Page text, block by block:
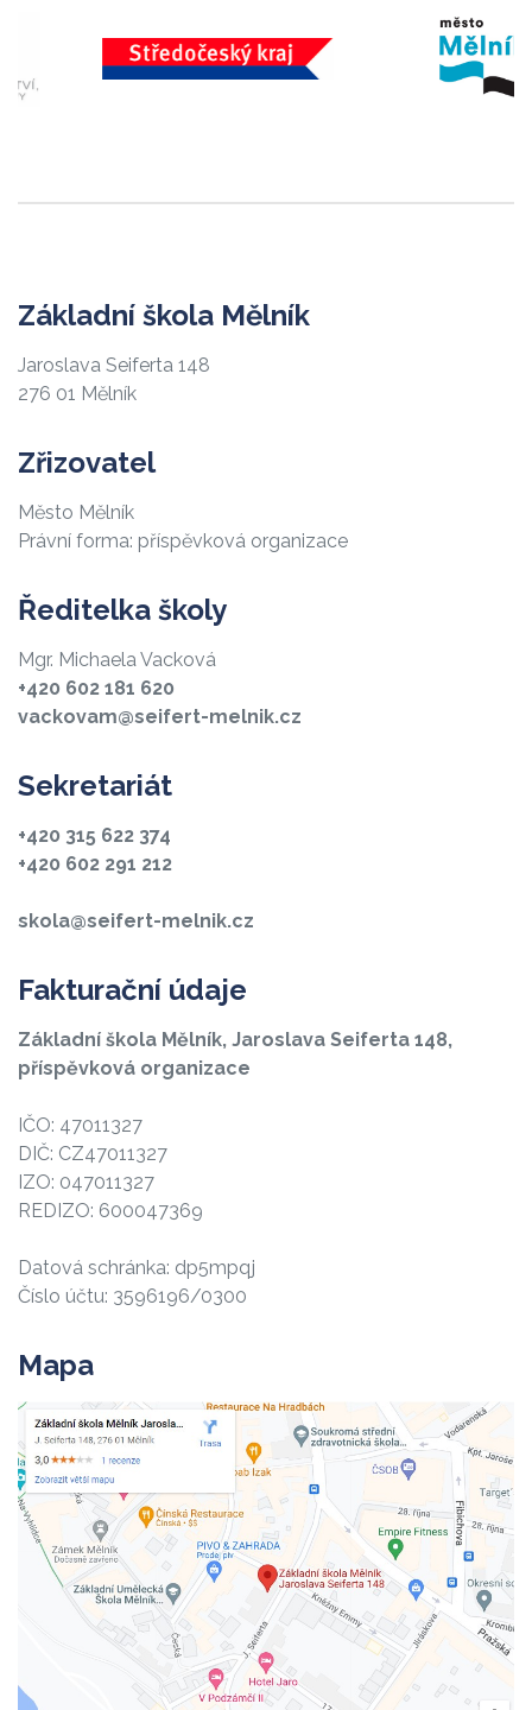
Základní škola Mělník
Jaroslava Seiferta 148
276 01 Mělník
Zřizovatel
Město Mělník
Právní forma: příspěvková organizace
Ředitelka školy
Mgr. Michaela Vacková
+420 602 181 620
vackovam@seifert-melnik.cz
Sekretariát
+420 315 622 374
+420 602 291 212
skola@seifert-melnik.cz
Fakturační údaje
Základní škola Mělník, Jaroslava Seiferta 148,
příspěvková organizace
IČO: 47011327
DIČ: CZ47011327
IZO: 047011327
REDIZO: 600047369
Datová schránka: dp5mpqj
Číslo účtu: 3596196/0300
Mapa